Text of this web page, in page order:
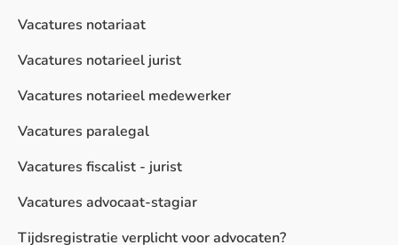
Vacatures notariaat
Vacatures notarieel jurist
Vacatures notarieel medewerker
Vacatures paralegal
Vacatures fiscalist - jurist
Vacatures advocaat-stagiar
Tijdsregistratie verplicht voor advocaten?